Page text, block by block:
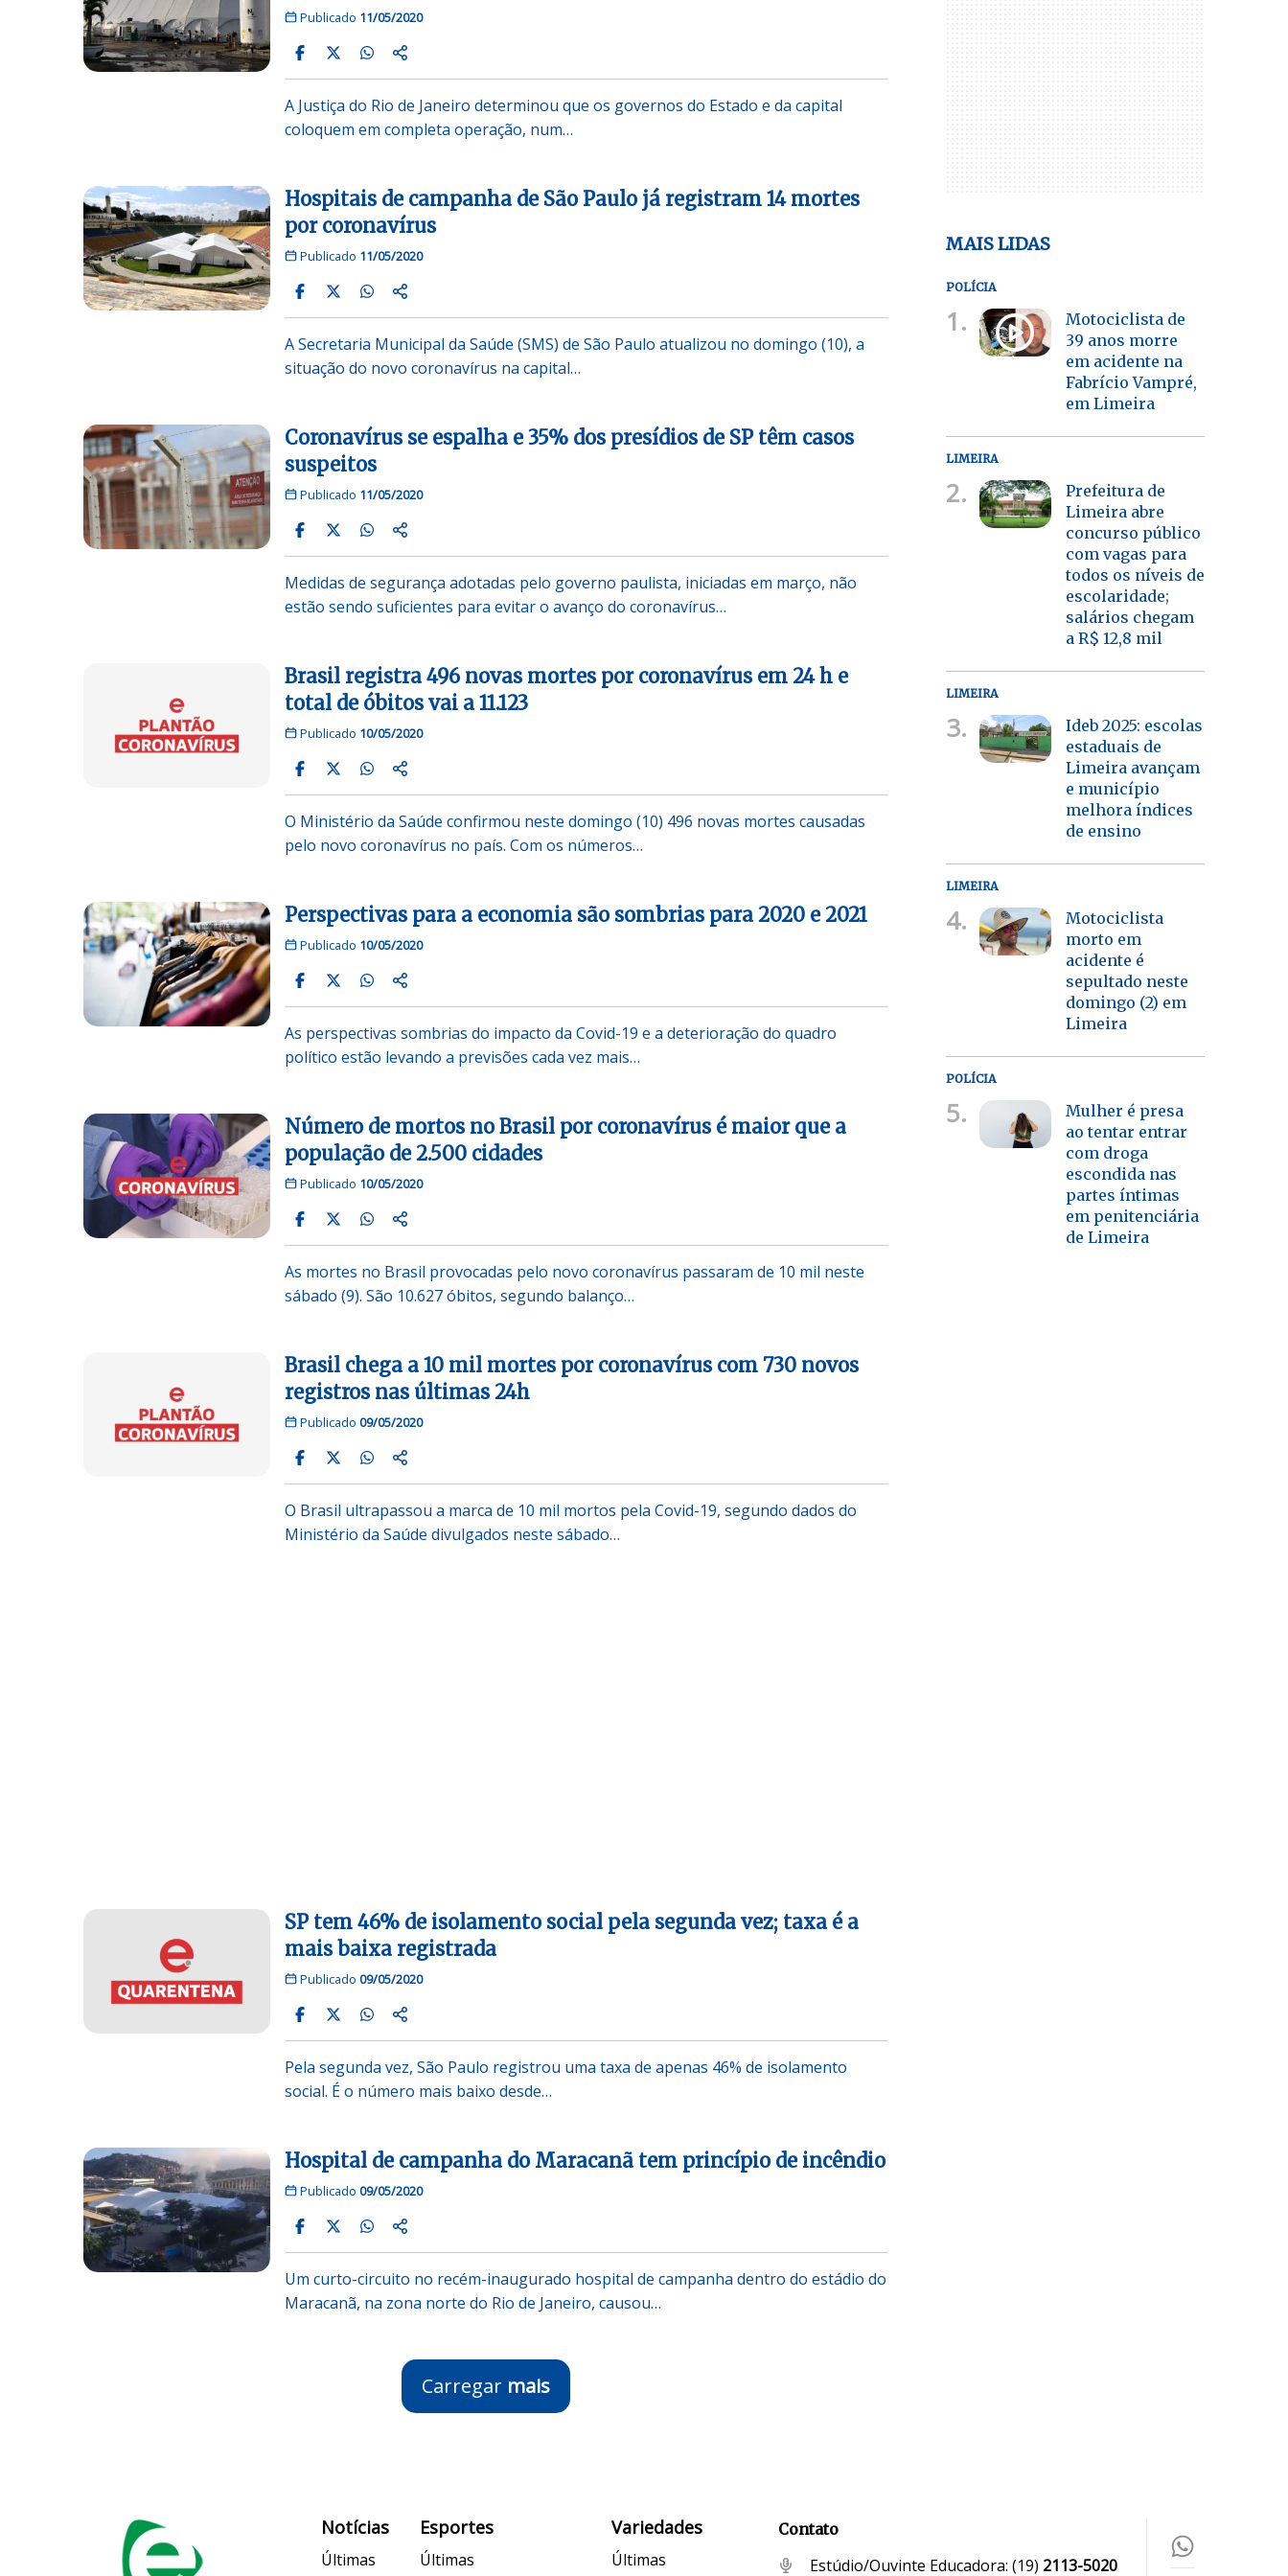
Publicado 11/05/2020
A Justiça do Rio de Janeiro determinou que os governos do Estado e da capital
coloquem em completa operação, num…
Hospitais de campanha de São Paulo já registram 14 mortes
por coronavírus
Publicado 11/05/2020
A Secretaria Municipal da Saúde (SMS) de São Paulo atualizou no domingo (10), a
situação do novo coronavírus na capital…
Coronavírus se espalha e 35% dos presídios de SP têm casos
suspeitos
Publicado 11/05/2020
Medidas de segurança adotadas pelo governo paulista, iniciadas em março, não
estão sendo suficientes para evitar o avanço do coronavírus…
Brasil registra 496 novas mortes por coronavírus em 24 h e
total de óbitos vai a 11.123
Publicado 10/05/2020
O Ministério da Saúde confirmou neste domingo (10) 496 novas mortes causadas
pelo novo coronavírus no país. Com os números…
Perspectivas para a economia são sombrias para 2020 e 2021
Publicado 10/05/2020
As perspectivas sombrias do impacto da Covid-19 e a deterioração do quadro
político estão levando a previsões cada vez mais…
Número de mortos no Brasil por coronavírus é maior que a
população de 2.500 cidades
Publicado 10/05/2020
As mortes no Brasil provocadas pelo novo coronavírus passaram de 10 mil neste
sábado (9). São 10.627 óbitos, segundo balanço…
Brasil chega a 10 mil mortes por coronavírus com 730 novos
registros nas últimas 24h
Publicado 09/05/2020
O Brasil ultrapassou a marca de 10 mil mortos pela Covid-19, segundo dados do
Ministério da Saúde divulgados neste sábado…
SP tem 46% de isolamento social pela segunda vez; taxa é a
mais baixa registrada
Publicado 09/05/2020
Pela segunda vez, São Paulo registrou uma taxa de apenas 46% de isolamento
social. É o número mais baixo desde…
Hospital de campanha do Maracanã tem princípio de incêndio
Publicado 09/05/2020
Um curto-circuito no recém-inaugurado hospital de campanha dentro do estádio do
Maracanã, na zona norte do Rio de Janeiro, causou…
Carregar mais
MAIS LIDAS
POLÍCIA
1.
Motociclista de
39 anos morre
em acidente na
Fabrício Vampré,
em Limeira
LIMEIRA
2.
Prefeitura de
Limeira abre
concurso público
com vagas para
todos os níveis de
escolaridade;
salários chegam
a R$ 12,8 mil
LIMEIRA
3.
Ideb 2025: escolas
estaduais de
Limeira avançam
e município
melhora índices
de ensino
LIMEIRA
4.
Motociclista
morto em
acidente é
sepultado neste
domingo (2) em
Limeira
POLÍCIA
5.
Mulher é presa
ao tentar entrar
com droga
escondida nas
partes íntimas
em penitenciária
de Limeira
Notícias
Últimas
Esportes
Últimas
Variedades
Últimas
Contato
Estúdio/Ouvinte Educadora: (19) 2113-5020